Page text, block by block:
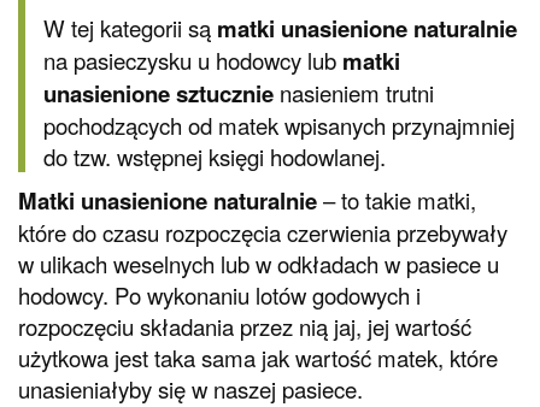
W tej kategorii są matki unasienione naturalnie
na pasieczysku u hodowcy lub matki
unasienione sztucznie nasieniem trutni
pochodzących od matek wpisanych przynajmniej
do tzw. wstępnej księgi hodowlanej.
Matki unasienione naturalnie– to takie matki,
które do czasu rozpoczęcia czerwienia przebywały
w ulikach weselnych lub w odkładach w pasiece u
hodowcy. Po wykonaniu lotów godowych i
rozpoczęciu składania przez nią jaj, jej wartość
użytkowa jest taka sama jak wartość matek, które
unasieniałyby się w naszej pasiece.